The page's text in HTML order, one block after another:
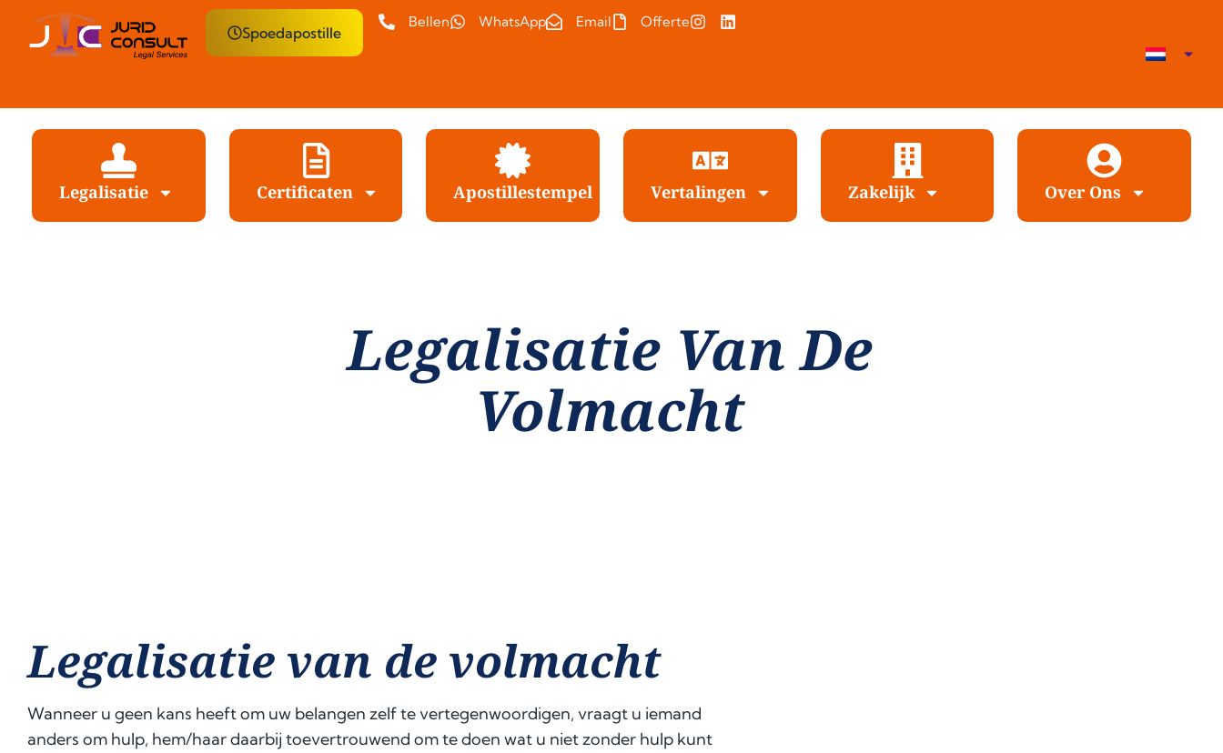
Spoedapostille
Bellen WhatsApp Email Offerte
Legalisatie Certificaten Apostillestempel Vertalingen Zakelijk Over Ons
Legalisatie Van De
Volmacht
Legalisatie van de volmacht
Wanneer u geen kans heeft om uw belangen zelf te vertegenwoordigen, vraagt u iemand
anders om hulp, hem/haar daarbij toevertrouwend om te doen wat u niet zonder hulp kunt